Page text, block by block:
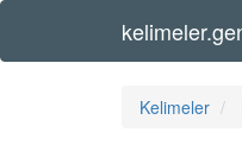
Kelimeler